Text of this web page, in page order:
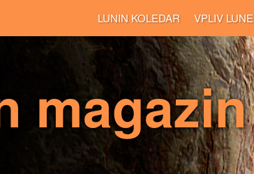
LUNIN KOLEDAR VPLIV LUNE
magazin